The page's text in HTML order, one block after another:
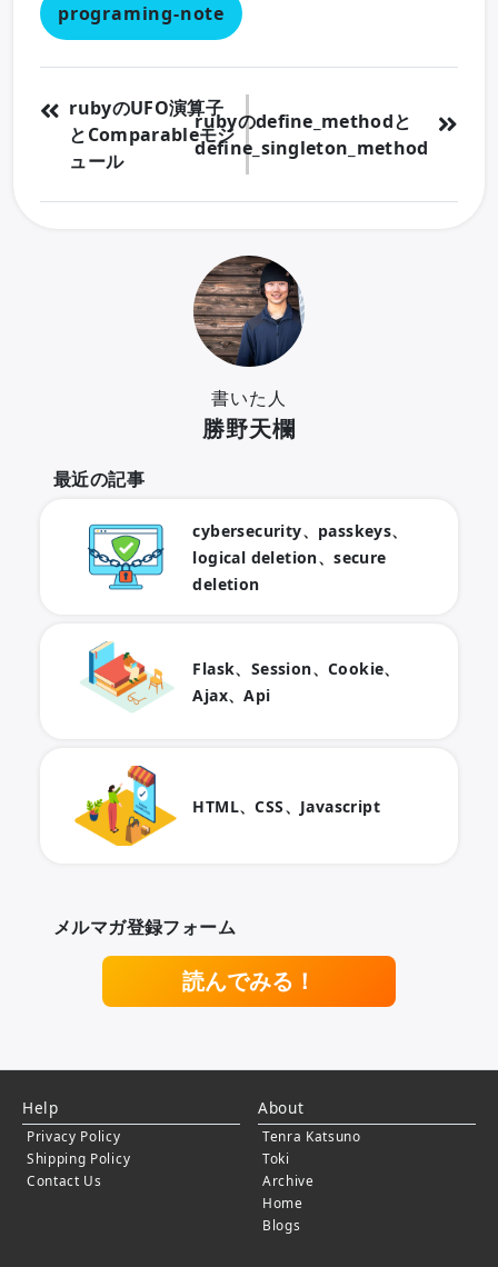
programing-note
rubyのUFO演算子
とComparableモジ
ュール
rubyのdefine_methodと
define_singleton_method
書いた人
勝野天欄
最近の記事
cybersecurity、passkeys、
logical deletion、secure
deletion
Flask、Session、Cookie、
Ajax、Api
HTML、CSS、Javascript
メルマガ登録フォーム
読んでみる！
Help
Privacy Policy
Shipping Policy
Contact Us
About
Tenra Katsuno
Toki
Archive
Home
Blogs